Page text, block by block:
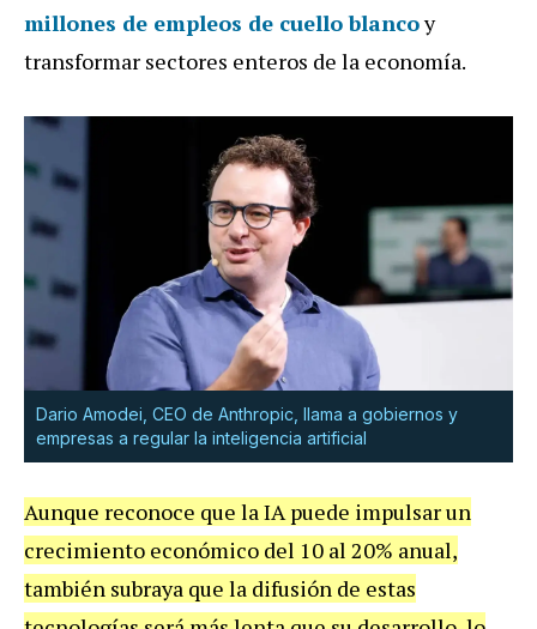
millones de empleos de cuello blancoy
transformar sectores enteros de la economía.
Dario Amodei, CEO de Anthropic, llama a gobiernos y
empresas a regular la inteligencia artificial
Aunque reconoce que la IA puede impulsar un
crecimiento económico del 10 al 20% anual,
también subraya que la difusión de estas